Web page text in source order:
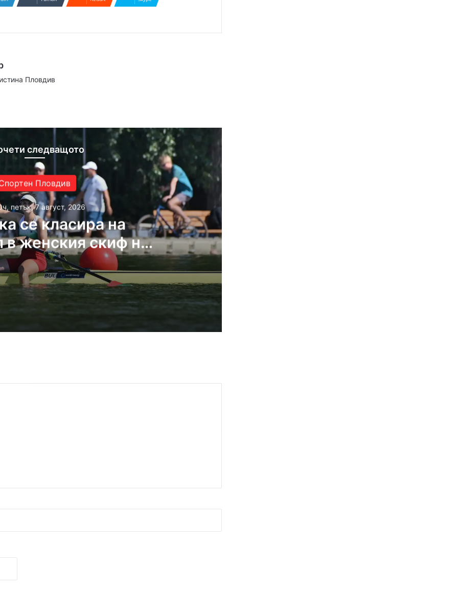
Пловдив
следващото
Пловдив
петък, 7 август, 2026
се класира на
в женския скиф на
по гребане